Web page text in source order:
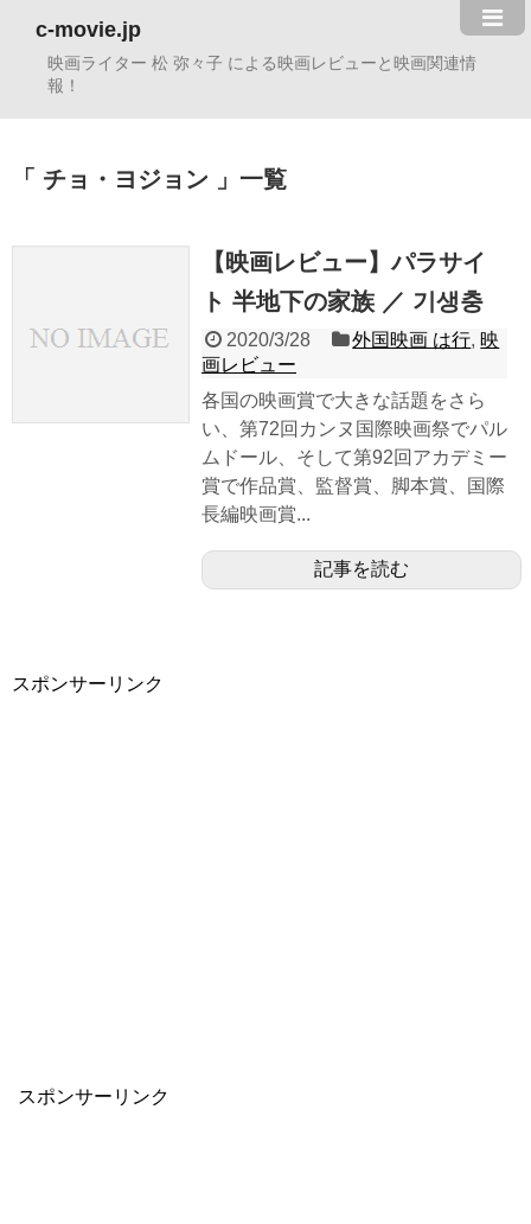
c-movie.jp
映画ライター 松 弥々子 による映画レビューと映画関連情
報！
チョ・ヨジョン 一覧
【映画レビュー】パラサイ
ト 半地下の家族 ／ 기생충
2020/3/28 外国映画 は行, 映
画レビュー
各国の映画賞で大きな話題をさら
い、第72回カンヌ国際映画祭でパル
ムドール、そして第92回アカデミー
賞で作品賞、監督賞、脚本賞、国際
長編映画賞...
記事を読む
スポンサーリンク
スポンサーリンク